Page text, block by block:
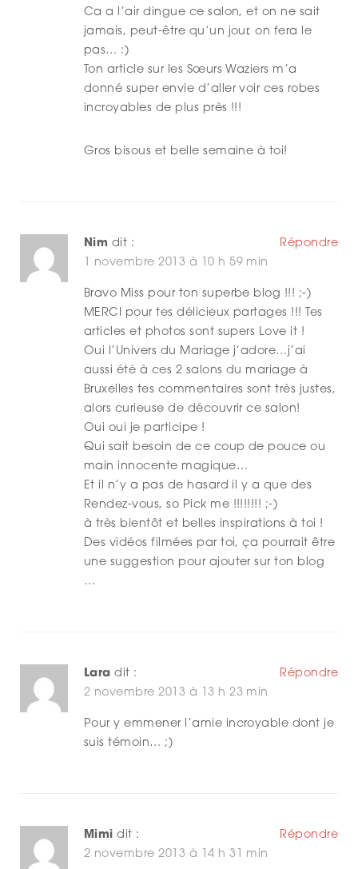
Ca a l’air dingue ce salon, et on ne sait
jamais, peut-être qu’un jour, on fera le
pas… :)
Ton article sur les Sœurs Waziers m’a
donné super envie d’aller voir ces robes
incroyables de plus près !!!
Gros bisous et belle semaine à toi!
Nim dit :
1 novembre 2013 à 10 h 59 min
Bravo Miss pour ton superbe blog !!! ;-)
MERCI pour tes délicieux partages !!! Tes
articles et photos sont supers Love it !
Oui l’Univers du Mariage j’adore…j’ai
aussi été à ces 2 salons du mariage à
Bruxelles tes commentaires sont très justes,
alors curieuse de découvrir ce salon!
Oui oui je participe !
Qui sait besoin de ce coup de pouce ou
main innocente magique…
Et il n’y a pas de hasard il y a que des
Rendez-vous, so Pick me !!!!!!!! ;-)
à très bientôt et belles inspirations à toi !
Des vidéos filmées par toi, ça pourrait être
une suggestion pour ajouter sur ton blog
…
Répondre
Lara dit :
2 novembre 2013 à 13 h 23 min
Pour y emmener l’amie incroyable dont je
suis témoin… ;)
Répondre
Mimi dit :
2 novembre 2013 à 14 h 31 min
Répondre